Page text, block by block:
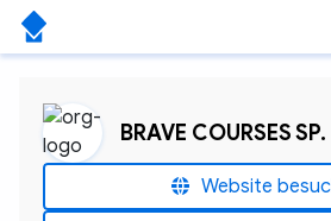
BRAVE COURSES
Website